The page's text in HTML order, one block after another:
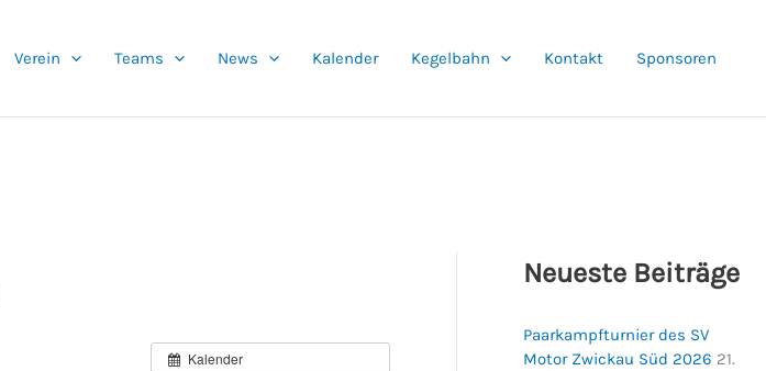
Verein Teams News Kalender Kegelbahn Kontakt Sponsoren
Kalender
Neueste Beiträge
Paarkampfturnier des SV
Motor Zwickau Süd 2026 21.